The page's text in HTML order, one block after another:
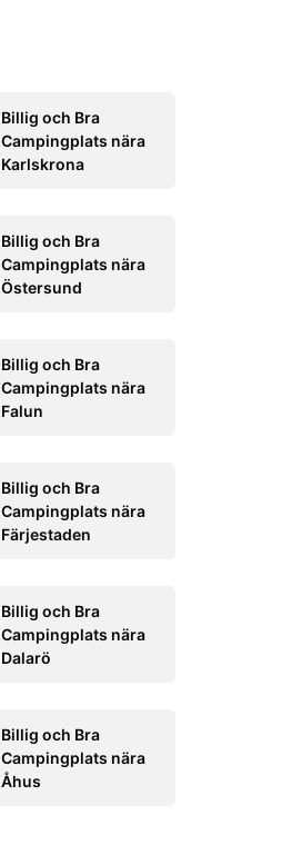
Billig och Bra
Campingplats nära
Karlskrona
Billig och Bra
Campingplats nära
Östersund
Billig och Bra
Campingplats nära
Falun
Billig och Bra
Campingplats nära
Färjestaden
Billig och Bra
Campingplats nära
Dalarö
Billig och Bra
Campingplats nära
Åhus